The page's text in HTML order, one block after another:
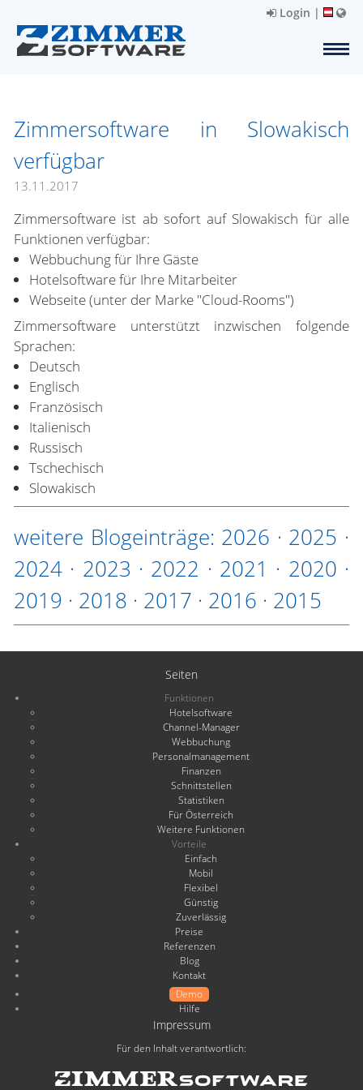
Login |
Zimmersoftware in Slowakisch
verfügbar
13.11.2017
Zimmersoftware ist ab sofort auf Slowakisch für alle
Funktionen verfügbar:
Webbuchung für Ihre Gäste
Hotelsoftware für Ihre Mitarbeiter
Webseite (unter der Marke "Cloud-Rooms")
Zimmersoftware unterstützt inzwischen folgende
Sprachen:
Deutsch
Englisch
Französisch
Italienisch
Russisch
Tschechisch
Slowakisch
weitere Blogeinträge: 2026 · 2025 ·
2024 · 2023 · 2022 · 2021 · 2020 ·
2019 · 2018 · 2017 · 2016 · 2015
Seiten
Funktionen
Hotelsoftware
Channel-Manager
Webbuchung
Personalmanagement
Finanzen
Schnittstellen
Statistiken
Für Österreich
Weitere Funktionen
Vorteile
Einfach
Mobil
Flexibel
Günstig
Zuverlässig
Preise
Referenzen
Blog
Kontakt
Demo
Hilfe
Impressum
Für den Inhalt verantwortlich: